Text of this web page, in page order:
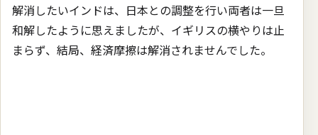
解消したいインドは、日本との調整を行い両者は一旦
和解したように思えましたが、イギリスの横やりは止
まらず、結局、経済摩擦は解消されませんでした。